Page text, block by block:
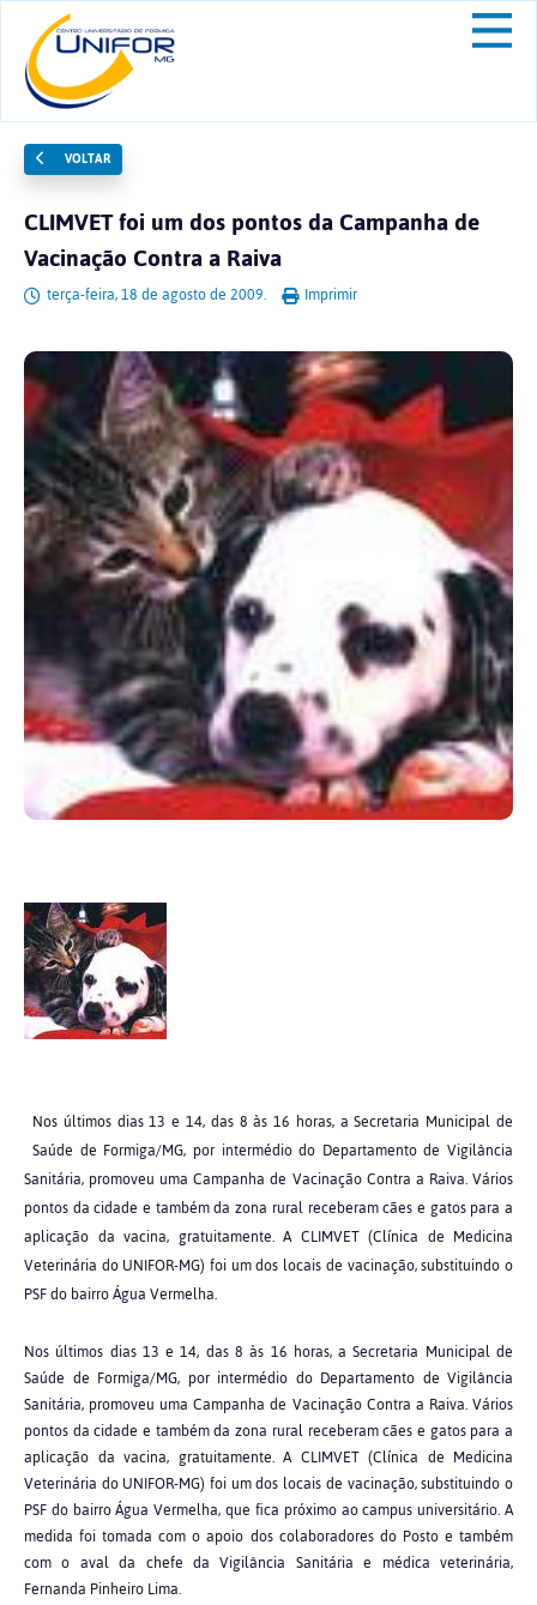
VOLTAR
CLIMVET foi um dos pontos da Campanha de
Vacinação Contra a Raiva
terça-feira, 18 de agosto de 2009. Imprimir
Nos últimos dias 13 e 14, das 8 às 16 horas, a Secretaria Municipal de
Saúde de Formiga/MG, por intermédio do Departamento de Vigilância
Sanitária, promoveu uma Campanha de Vacinação Contra a Raiva. Vários
pontos da cidade e também da zona rural receberam cães e gatos para a
aplicação da vacina, gratuitamente. A CLIMVET (Clínica de Medicina
Veterinária do UNIFOR-MG) foi um dos locais de vacinação, substituindo o
PSF do bairro Água Vermelha.
Nos últimos dias 13 e 14, das 8 às 16 horas, a Secretaria Municipal de
Saúde de Formiga/MG, por intermédio do Departamento de Vigilância
Sanitária, promoveu uma Campanha de Vacinação Contra a Raiva. Vários
pontos da cidade e também da zona rural receberam cães e gatos para a
aplicação da vacina, gratuitamente. A CLIMVET (Clínica de Medicina
Veterinária do UNIFOR-MG) foi um dos locais de vacinação, substituindo o
PSF do bairro Água Vermelha, que fica próximo ao campus universitário. A
medida foi tomada com o apoio dos colaboradores do Posto e também
com o aval da chefe da Vigilância Sanitária e médica veterinária,
Fernanda Pinheiro Lima.